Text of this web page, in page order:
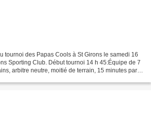
tournoi des Papas Cools à St Girons le samedi 16
Sporting Club. Début tournoi 14 h 45:Équipe de 7
arbitre neutre, moitié de terrain, 15 minutes par